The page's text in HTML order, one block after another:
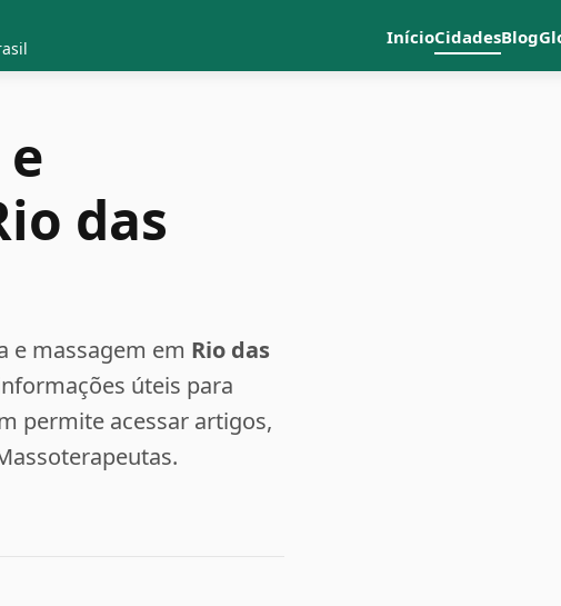
InícioCidadesBlog
das
e massagem em Rio das
úteis para
permite acessar artigos,